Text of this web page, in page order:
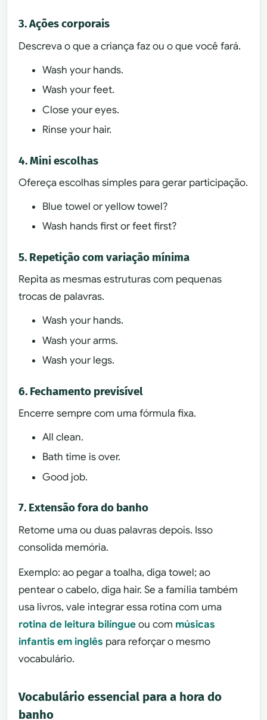
3. Ações corporais
Descreva o que a criança faz ou o que você fará.
Wash your hands.
Wash your feet.
Close your eyes.
Rinse your hair.
4. Mini escolhas
Ofereça escolhas simples para gerar participação.
Blue towel or yellow towel?
Wash hands first or feet first?
5. Repetição com variação mínima
Repita as mesmas estruturas com pequenas
trocas de palavras.
Wash your hands.
Wash your arms.
Wash your legs.
6. Fechamento previsível
Encerre sempre com uma fórmula fixa.
All clean.
Bath time is over.
Good job.
7. Extensão fora do banho
Retome uma ou duas palavras depois. Isso
consolida memória.
Exemplo: ao pegar a toalha, diga towel; ao
pentear o cabelo, diga hair. Se a família também
usa livros, vale integrar essa rotina com uma
rotina de leitura bilíngueou com músicas
infantis em inglês para reforçar o mesmo
vocabulário.
Vocabulário essencial para a hora do
banho